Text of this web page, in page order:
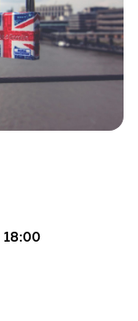
18:00